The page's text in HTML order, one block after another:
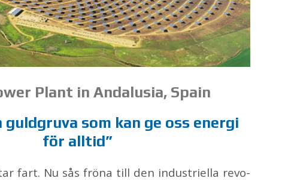
Plant in An­da­lu­sia, Spain
guld­gru­va som kan ge oss ener­gi
för all­tid”
fart. Nu sås frö­na till den in­dust­ri­el­la re­vo­